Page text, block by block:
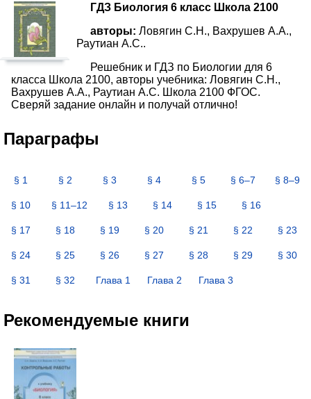
ГДЗ Биология 6 класс Школа 2100
авторы: Ловягин С.Н., Вахрушев А.А.,
Раутиан А.С..
Решебник и ГДЗ по Биологии для 6
класса Школа 2100, авторы учебника: Ловягин С.Н.,
Вахрушев А.А., Раутиан А.С. Школа 2100 ФГОС.
Сверяй задание онлайн и получай отлично!
Параграфы
§ 1 § 2 § 3 § 4 § 5 § 6–7 § 8–9
§ 10 § 11–12 § 13 § 14 § 15 § 16
§ 17 § 18 § 19 § 20 § 21 § 22 § 23
§ 24 § 25 § 26 § 27 § 28 § 29 § 30
§ 31 § 32 Глава 1 Глава 2 Глава 3
Рекомендуемые книги